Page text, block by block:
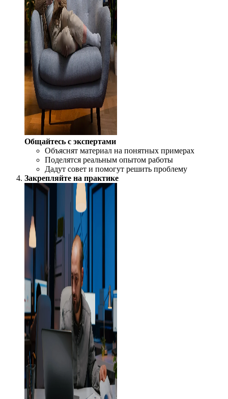
Общайтесь с экспертами
Объяснят материал на понятных примерах
Поделятся реальным опытом работы
Дадут совет и помогут решить проблему
Закрепляйте на практике